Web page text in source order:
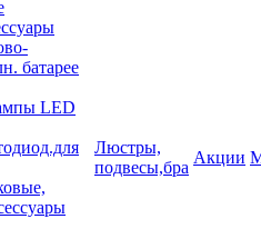
батарее
LED
Люстры,
подвесы,бра
Акции